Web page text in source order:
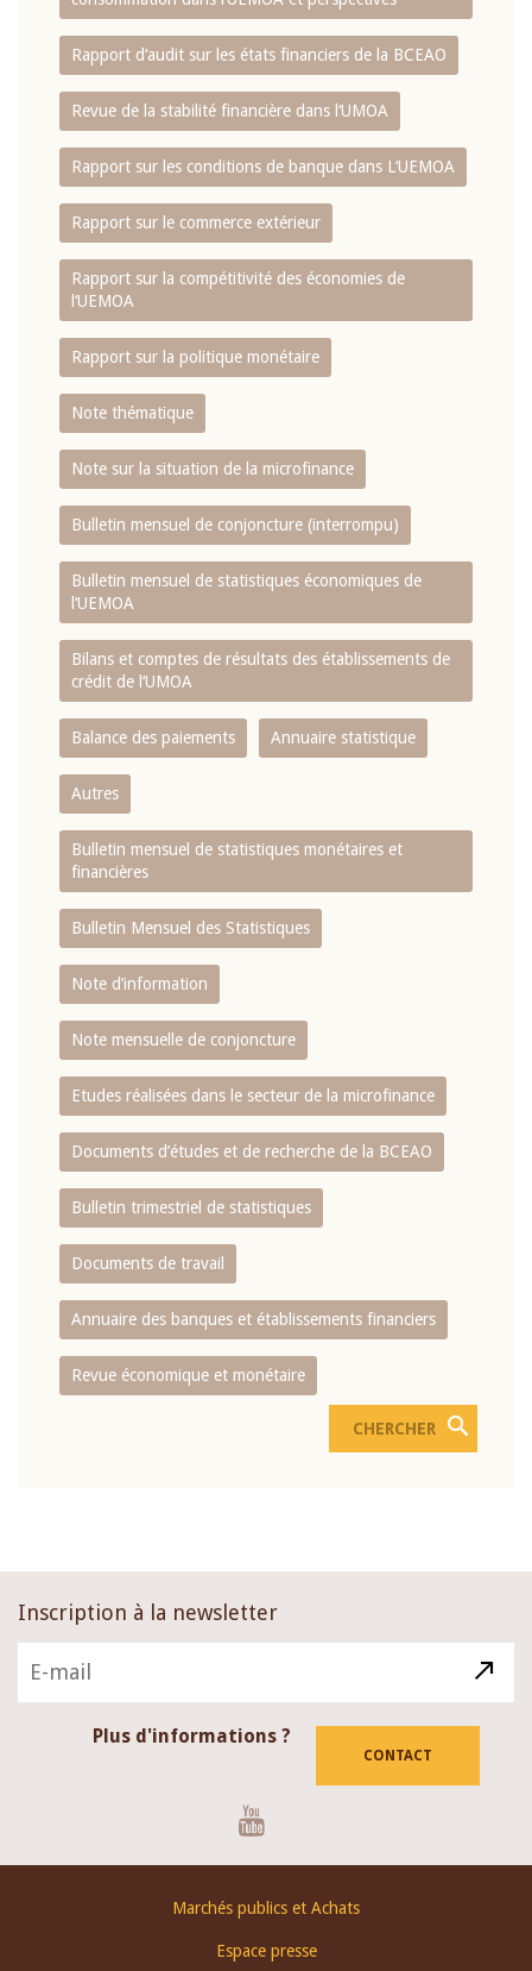
Rapport d‘audit sur les états financiers de la BCEAO
Revue de la stabilité financière dans l‘UMOA
Rapport sur les conditions de banque dans L‘UEMOA
Rapport sur le commerce extérieur
Rapport sur la compétitivité des économies de
l‘UEMOA
Rapport sur la politique monétaire
Note thématique
Note sur la situation de la microfinance
Bulletin mensuel de conjoncture (interrompu)
Bulletin mensuel de statistiques économiques de
l‘UEMOA
Bilans et comptes de résultats des établissements de
crédit de l‘UMOA
Balance des paiements Annuaire statistique
Autres
Bulletin mensuel de statistiques monétaires et
financières
Bulletin Mensuel des Statistiques
Note d’information
Note mensuelle de conjoncture
Etudes réalisées dans le secteur de la microfinance
Documents d’études et de recherche de la BCEAO
Bulletin trimestriel de statistiques
Documents de travail
Annuaire des banques et établissements financiers
Revue économique et monétaire
Inscription à la newsletter
Plus d'informations ?
CONTACT
Marchés publics et Achats
Espace presse